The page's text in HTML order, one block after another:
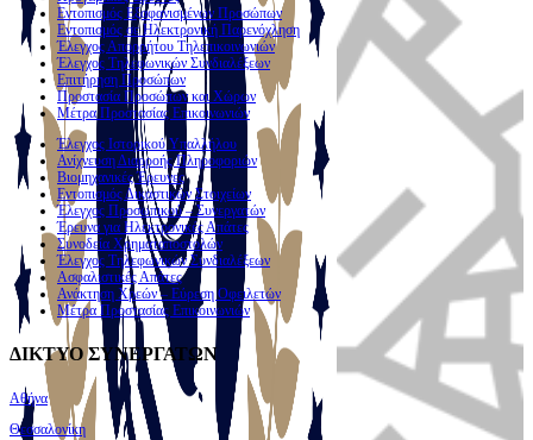
Εντοπισμός Εξαφανισμένων Προσώπων
Εντοπισμός σε Ηλεκτρονική Παρενόχληση
Έλεγχος Απορρήτου Τηλεπικοινωνιών
Έλεγχος Τηλεφωνικών Συνδιαλέξεων
Επιτήρηση Προσώπων
Προστασία Προσώπων και Χώρων
Μέτρα Προστασίας Επικοινωνιών
Έλεγχος Ιστορικού Υπαλλήλου
Ανίχνευση Διαρροής Πληροφοριών
Βιομηχανικές Έρευνες
Εντοπισμός Δικαστικών Στοιχείων
Έλεγχος Προσωπικού – Συνεργατών
Έρευνα για Ηλεκτρονικές Απάτες
Συνοδεία Χρηματαποστολών
Έλεγχος Τηλεφωνικών Συνδιαλέξεων
Ασφαλιστικές Απάτες
Ανάκτηση Χρεών – Εύρεση Οφειλετών
Μέτρα Προστασίας Επικοινωνιών
ΔΙΚΤΥΟ ΣΥΝΕΡΓΑΤΩΝ
Αθήνα
Θεσσαλονίκη